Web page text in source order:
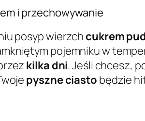
i przechowywanie
posyp wierzch cukrem
pojemniku w
kilka dni. Jeśli chcesz,
pyszne ciasto będzie